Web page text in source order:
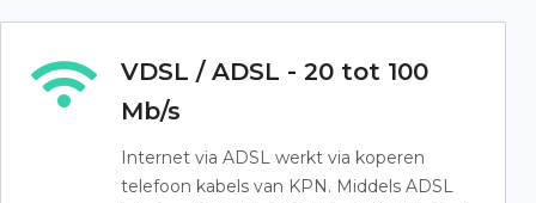
VDSL / ADSL - 20 tot 100
Mb/s
Internet via ADSL werkt via koperen
telefoon kabels van KPN. Middels ADSL